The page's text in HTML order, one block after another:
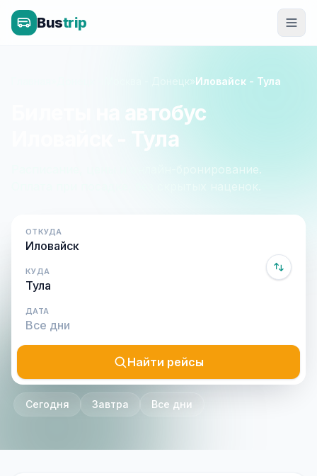
Bustrip
Донецк - Москва - Донецк»Иловайск - Тула
Билеты на автобус
Иловайск - Тула
Расписание, цены и онлайн-бронирование.
Оплата при посадке, без скрытых наценок.
ОТКУДА
КУДА
ДАТА
Найти рейсы
Сегодня Завтра Все дни